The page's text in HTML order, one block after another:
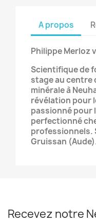
A propos
Philippe Merloz
Scientifique de
stage au centre
minérale à
révélation pour
passionné pour
perfectionné
professionnels.
Gruissan
Recevez notre